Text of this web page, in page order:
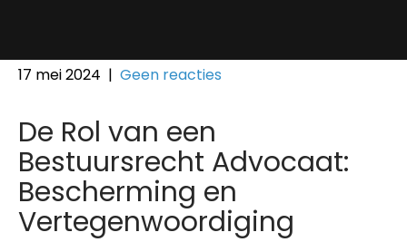
17 mei 2024 | Geen reacties
De Rol van een
Bestuursrecht Advocaat:
Bescherming en
Vertegenwoordiging